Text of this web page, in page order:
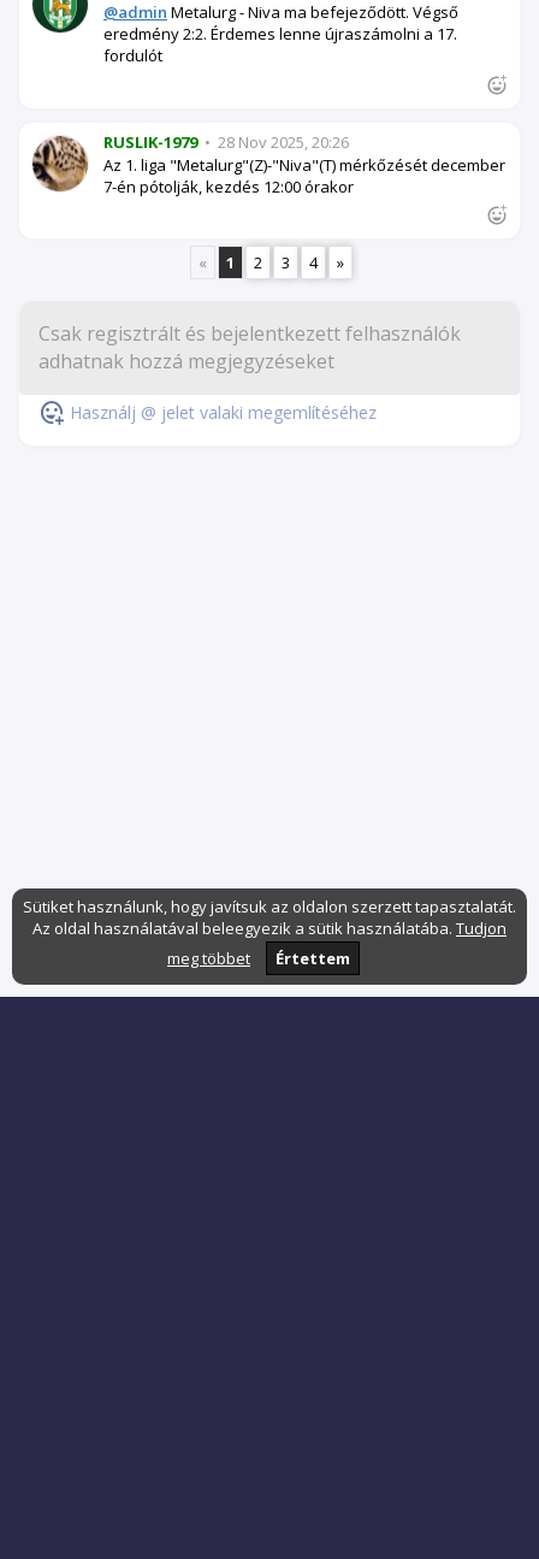
@admin Metalurg - Niva ma befejeződött. Végső
eredmény 2:2. Érdemes lenne újraszámolni a 17.
fordulót
RUSLIK-1979 • 28 Nov 2025, 20:26
Az 1. liga "Metalurg"(Z)-"Niva"(T) mérkőzését december
7-én pótolják, kezdés 12:00 órakor
« 1 2 3 4 »
Használj @ jelet valaki megemlítéséhez
Sütiket használunk, hogy javítsuk az oldalon szerzett tapasztalatát.
Az oldal használatával beleegyezik a sütik használatába. Tudjon
meg többet
Értettem